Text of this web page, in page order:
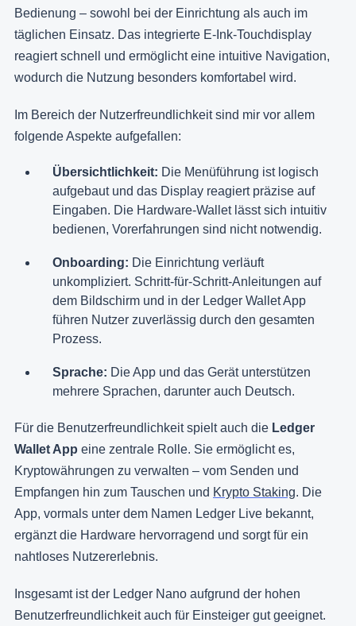
Bedienung – sowohl bei der Einrichtung als auch im
täglichen Einsatz. Das integrierte E-Ink-Touchdisplay
reagiert schnell und ermöglicht eine intuitive Navigation,
wodurch die Nutzung besonders komfortabel wird.
Im Bereich der Nutzerfreundlichkeit sind mir vor allem
folgende Aspekte aufgefallen:
Übersichtlichkeit: Die Menüführung ist logisch
aufgebaut und das Display reagiert präzise auf
Eingaben. Die Hardware-Wallet lässt sich intuitiv
bedienen, Vorerfahrungen sind nicht notwendig.
Onboarding: Die Einrichtung verläuft
unkompliziert. Schritt-für-Schritt-Anleitungen auf
dem Bildschirm und in der Ledger Wallet App
führen Nutzer zuverlässig durch den gesamten
Prozess.
Sprache: Die App und das Gerät unterstützen
mehrere Sprachen, darunter auch Deutsch.
Für die Benutzerfreundlichkeit spielt auch die Ledger
Wallet App eine zentrale Rolle. Sie ermöglicht es,
Kryptowährungen zu verwalten – vom Senden und
Empfangen hin zum Tauschen und Krypto Staking. Die
App, vormals unter dem Namen Ledger Live bekannt,
ergänzt die Hardware hervorragend und sorgt für ein
nahtloses Nutzererlebnis.
Insgesamt ist der Ledger Nano aufgrund der hohen
Benutzerfreundlichkeit auch für Einsteiger gut geeignet.